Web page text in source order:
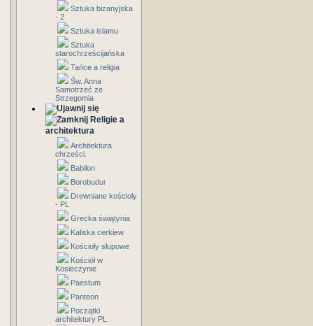
Sztuka bizanyjska
- 2
Sztuka islamu
Sztuka
starochrześcijańska
Tańce a religia
Św. Anna
Samotrzeć ze
Strzegomia
Religie a
architektura
Architektura
chrześci.
Babilon
Borobudur
Drewniane kościoły
- PL
Grecka świątynia
Kaliska cerkiew
Kościoły słupowe
Kościół w
Kosieczynie
Paestum
Panteon
Początki
architektury PL